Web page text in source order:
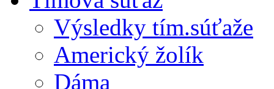
Výsledky tím.súťaže
Americký žolík
Dáma